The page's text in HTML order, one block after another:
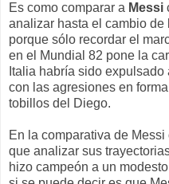
Es como comparar a Messi
analizar hasta el cambio
porque sólo recordar el
en el Mundial 82 pone la
Italia habría sido
con las agresiones en
tobillos del Diego.
En la comparativa de
que analizar sus
hizo campeón a un